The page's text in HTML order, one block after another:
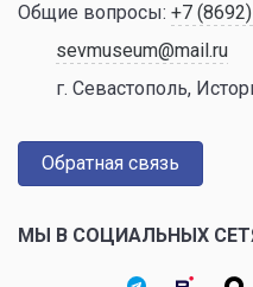
Общие вопросы: +7
sevmuseum@mail.ru
г. Севастополь,
Обратная связь
МЫ В СОЦИАЛЬНЫХ